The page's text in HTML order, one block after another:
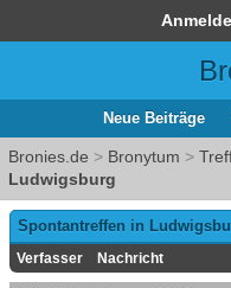
Neue Beiträge
Bronies.de > Bronytum >
Ludwigsburg
Spontantreffen in
Verfasser Nachricht